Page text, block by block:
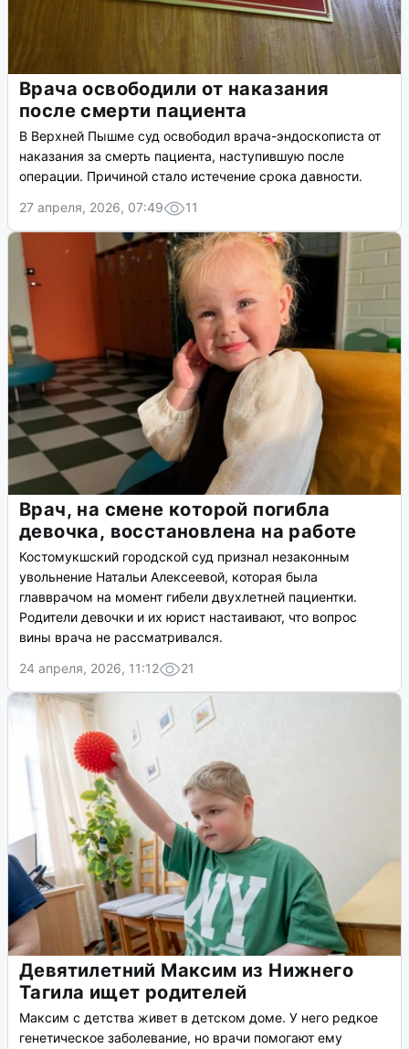
Врача освободили от наказания
после смерти пациента
В Верхней Пышме суд освободил врача-эндоскописта от
наказания за смерть пациента, наступившую после
операции. Причиной стало истечение срока давности.
27 апреля, 2026, 07:49
11
Врач, на смене которой погибла
девочка, восстановлена на работе
Костомукшский городской суд признал незаконным
увольнение Натальи Алексеевой, которая была
главврачом на момент гибели двухлетней пациентки.
Родители девочки и их юрист настаивают, что вопрос
вины врача не рассматривался.
24 апреля, 2026, 11:12
21
Девятилетний Максим из Нижнего
Тагила ищет родителей
Максим с детства живет в детском доме. У него редкое
генетическое заболевание, но врачи помогают ему